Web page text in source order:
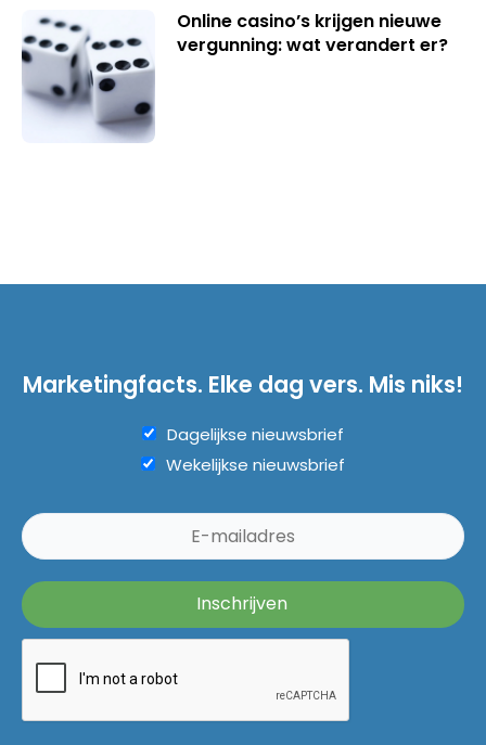
Online casino’s krijgen nieuwe
vergunning: wat verandert er?
Marketingfacts. Elke dag vers. Mis niks!
Dagelijkse nieuwsbrief
Wekelijkse nieuwsbrief